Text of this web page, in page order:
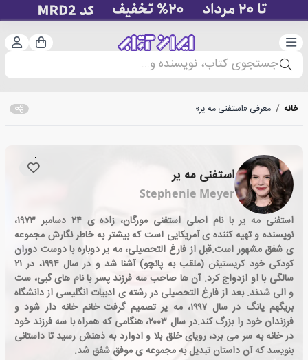
دسته‌بندی سبد
جستجوی کتاب، نویسنده و...
خانه / معرفی «استفنی مه یر»
استفنی مه یر
Stephenie Meyer
استفنی مه یر با نام اصلی استفنی مورگان، زاده ی ۲۴ دسامبر ۱۹۷۳،
نویسنده و تهیه کننده ی آمریکایی است که بیشتر به خاطر نگارش مجموعه
ی شفق مشهور است.قبل از فارغ التحصیلی، مه یر دوباره با دوست دوران
کودکی خود کریستیئن (ملقب به پانچو) آشنا شد و در سال ۱۹۹۴، در ۲۱
سالگی با او ازدواج کرد. آن ها صاحب سه فرزند پسر با نام های گبی، ست
و الی شدند. بعد از فارغ التحصیلی در رشته ی ادبیات انگلیسی از دانشگاه
بریگهم یانگ در سال ۱۹۹۷، مه یر تصمیم گرفت خانم خانه دار شود و
فرزندان خود را بزرگ کند.در سال ۲۰۰۳، هنگامی که همراه با سه فرزند خود
در خانه به سر می برد، رویای خلق بلا و ادوارد به ذهنش رسید تا داستانی
بنویسد که آن داستان تبدیل به مجموعه ی موفق شفق شد.